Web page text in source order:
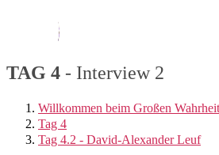
TAG 4 - Interview 2
Willkommen beim Großen
Tag 4
Tag 4.2 - David-Alexander Leuf